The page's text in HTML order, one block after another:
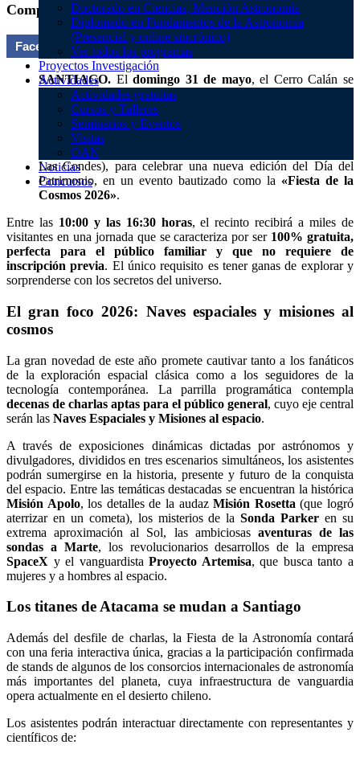
Doctorado en Ciencias, Mención Astronomía
Diplomado en Fundamentos de la Astronomía
(Presencial y online sincrónico)
Ver todos los programas
Proyectos Investigación
Actividades
Actividades gratuitas
Cursos y Talleres
Seminarios y Eventos
Visitas
OAN
Noticias
Concursos
Compartir en:
Facebook Twitter Linkedin
SANTIAGO. Eldomingo 31 de mayo, el Cerro Calán se
transformará en el epicentro de la divulgación científica del
país. El Departamento de Astronomía de la Facultad de
Ciencias Físicas y Matemáticas (FCFM) de la Universidad de
Chile abrirá las puertas del histórico Observatorio
Astronómico Nacional (Calle Camino el Observatorio 1515,
Las Condes), para celebrar una nueva edición del Día del
Patrimonio, en un evento bautizado como la «Fiesta de la
Cosmos 2026».
Entre las 10:00 y las 16:30 horas, el recinto recibirá a miles de
visitantes en una jornada que se caracteriza por ser 100% gratuita,
perfecta para el público familiar y que no requiere de
inscripción previa. El único requisito es tener ganas de explorar y
sorprenderse con los secretos del universo.
El gran foco 2026: Naves espaciales y misiones al
cosmos
La gran novedad de este año promete cautivar tanto a los fanáticos
de la exploración espacial clásica como a los seguidores de la
tecnología contemporánea. La parrilla programática contempla
decenas de charlas aptas para el público general, cuyo eje central
serán las Naves Espaciales y Misiones al espacio.
A través de exposiciones dinámicas dictadas por astrónomos y
divulgadores, divididos en tres escenarios simultáneos, los asistentes
podrán sumergirse en la historia, presente y futuro de la conquista
del espacio. Entre las temáticas destacadas se encuentran la histórica
Misión Apolo, los detalles de la audazMisión Rosetta (que logró
aterrizar en un cometa), los misterios de laSonda Parker en su
extrema aproximación al Sol, las ambiciosas aventuras de las
sondas a Marte, los revolucionarios desarrollos de la empresa
SpaceX y el vanguardistaProyecto Artemisa, que busca tanto a
mujeres y a hombres al espacio.
Los titanes de Atacama se mudan a Santiago
Además del desfile de charlas, la Fiesta de la Astronomía contará
con una feria interactiva única, gracias a la participación confirmada
de stands de algunos de los consorcios internacionales de astronomía
más importantes del planeta, cuya infraestructura de vanguardia
opera actualmente en el desierto chileno.
Los asistentes podrán interactuar directamente con representantes y
científicos de: